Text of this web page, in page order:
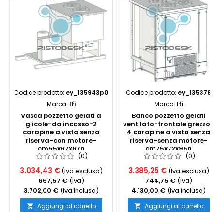
Codice prodotto: ey_135943p0
Marca: Ifi
Vasca pozzetto gelati a
glicole-da incasso-2
carapine a vista senza
riserva-con motore-
cm55x67x67h
(0)
3.034,43 € (Iva esclusa)
667,57 € (Iva)
3.702,00 € (Iva inclusa)
 Aggiungi al carrello
Codice prodotto: ey_135378
Marca: Ifi
Banco pozzetto gelati
ventilato-frontale grezzo-
4 carapine a vista senza
riserva-senza motore-
cm75x72x95h
(0)
3.385,25 € (Iva esclusa)
744,75 € (Iva)
4.130,00 € (Iva inclusa)
 Aggiungi al carrello